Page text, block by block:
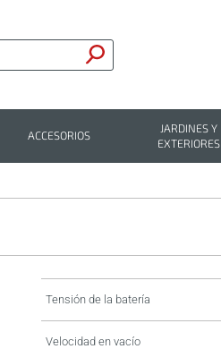
ACCESORIOS
JARDINES Y
EXTERIORES
Tensión de la batería
Velocidad en vacío